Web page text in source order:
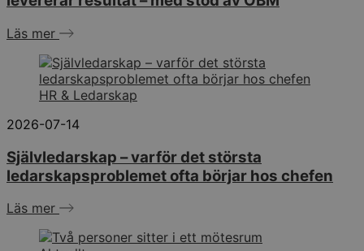
Läs mer
HR & Ledarskap
2026-07-14
Självledarskap – varför det största
ledarskapsproblemet ofta börjar hos chefen
Läs mer